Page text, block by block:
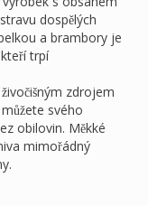
dospělých
a brambory je
trpí
zdrojem
svého
obilovin. Měkké
mimořádný